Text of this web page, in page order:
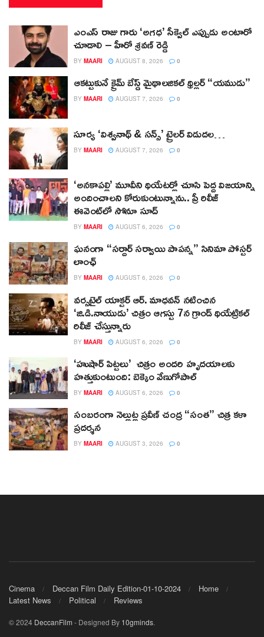
ఎంఎస్ రాజు గారు ‘అగధ’ సీక్వెల్ ఎప్పుడు అంటారో
చూడాలి – హీరో శ్రవణ్ రెడ్డి
BY MAARI AUGUST 8, 2026 0
ఆకట్టుకునే క్రైమ్ బేస్డ్ మైథాలజికల్ థ్రిల్లర్ “యముడు”
BY MAARI AUGUST 7, 2026 0
సూర్య ‘విశ్వనాథ్ & సన్స్’ ట్రైలర్ విడుదల…
BY MAARI AUGUST 7, 2026 0
‘అనకాపల్లి’ మూవీని థియేటర్లో చూసి పెద్ద విజయాన్ని
అందించాలని కోరుకుంటున్నాను.. ప్రీ రిలీజ్
ఈవెంట్‌లో సోనూ సూద్
BY MAARI AUGUST 6, 2026 0
ఘనంగా “సర్దార్ సర్వాయి పాపన్న” సినిమా పోస్టర్
లాంఛ్
BY MAARI AUGUST 6, 2026 0
వర్సటైల్ యాక్టర్ ఆర్‌. మాధవన్‌ నటించిన
‘జి.డి.నాయుడు’ చిత్రం ఆగస్టు 7న గ్రాండ్ థియేట్రికల్
రిలీజ్ చేస్తున్నారు
BY MAARI AUGUST 6, 2026 0
‘హుషార్‌ పిట్టలు’ చిత్రం అందరి హృదయాలకు
హత్తుకుంటుంది: బెక్కెం వేణుగోపాల్‌
BY MAARI AUGUST 6, 2026 0
సంబరంగా నెల్లుట్ల ప్రవీణ్ చంద్ర “సంత” చిత్ర కళా
ప్రదర్శన
BY MAARI AUGUST 3, 2026 0
Cinema Deccan Film Daily Edition-01-10-2024
Home
Latest News
Political Reviews
© 2024 DeccanFilm - Designed By 10gminds.